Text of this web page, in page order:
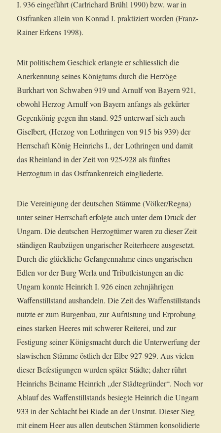
I. 936 eingeführt (Carlrichard Brühl 1990) bzw. war in
Ostfranken allein von Konrad I. praktiziert worden (Franz-
Rainer Erkens 1998).
Mit politischem Geschick erlangte er schliesslich die
Anerkennung seines Königtums durch die Herzöge
Burkhart von Schwaben 919 und Arnulf von Bayern 921,
obwohl Herzog Arnulf von Bayern anfangs als gekürter
Gegenkönig gegen ihn stand. 925 unterwarf sich auch
Giselbert, (Herzog von Lothringen von 915 bis 939) der
Herrschaft König Heinrichs I., der Lothringen und damit
das Rheinland in der Zeit von 925-928 als fünftes
Herzogtum in das Ostfrankenreich eingliederte.
Die Vereinigung der deutschen Stämme (Völker/Regna)
unter seiner Herrschaft erfolgte auch unter dem Druck der
Ungarn. Die deutschen Herzogtümer waren zu dieser Zeit
ständigen Raubzügen ungarischer Reiterheere ausgesetzt.
Durch die glückliche Gefangennahme eines ungarischen
Edlen vor der Burg Werla und Tributleistungen an die
Ungarn konnte Heinrich I. 926 einen zehnjährigen
Waffenstillstand aushandeln. Die Zeit des Waffenstillstands
nutzte er zum Burgenbau, zur Aufrüstung und Erprobung
eines starken Heeres mit schwerer Reiterei, und zur
Festigung seiner Königsmacht durch die Unterwerfung der
slawischen Stämme östlich der Elbe 927-929. Aus vielen
dieser Befestigungen wurden später Städte; daher rührt
Heinrichs Beiname Heinrich „der Städtegründer“. Noch vor
Ablauf des Waffenstillstands besiegte Heinrich die Ungarn
933 in der Schlacht bei Riade an der Unstrut. Dieser Sieg
mit einem Heer aus allen deutschen Stämmen konsolidierte